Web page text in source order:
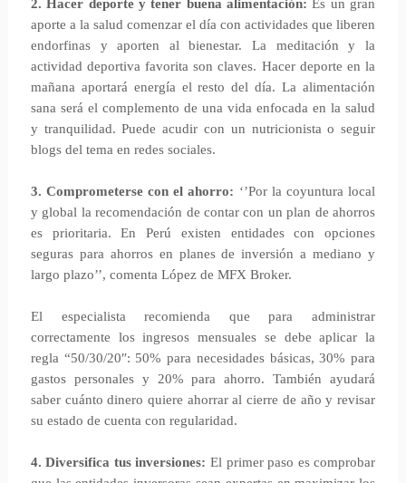
2. Hacer deporte y tener buena alimentación: Es un gran
aporte a la salud comenzar el día con actividades que liberen
endorfinas y aporten al bienestar. La meditación y la
actividad deportiva favorita son claves. Hacer deporte en la
mañana aportará energía el resto del día. La alimentación
sana será el complemento de una vida enfocada en la salud
y tranquilidad. Puede acudir con un nutricionista o seguir
blogs del tema en redes sociales.
3. Comprometerse con el ahorro: ‘’Por la coyuntura local
y global la recomendación de contar con un plan de ahorros
es prioritaria. En Perú existen entidades con opciones
seguras para ahorros en planes de inversión a mediano y
largo plazo’’, comenta López de MFX Broker.
El especialista recomienda que para administrar
correctamente los ingresos mensuales se debe aplicar la
regla “50/30/20″: 50% para necesidades básicas, 30% para
gastos personales y 20% para ahorro. También ayudará
saber cuánto dinero quiere ahorrar al cierre de año y revisar
su estado de cuenta con regularidad.
4. Diversifica tus inversiones: El primer paso es comprobar